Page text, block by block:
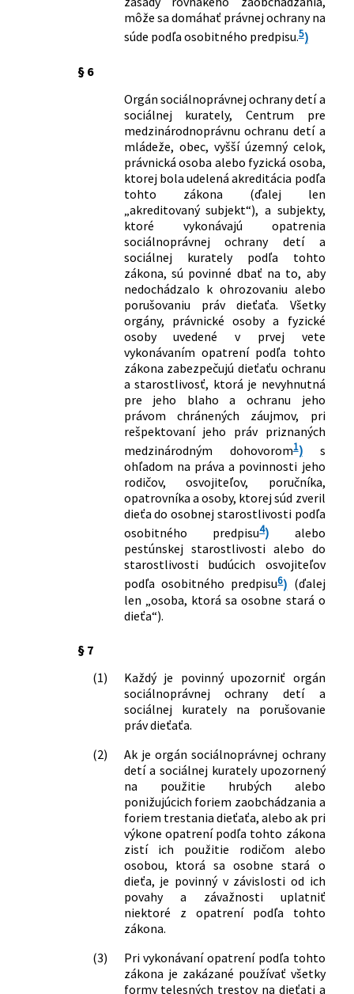
môže sa domáhať právnej ochrany na
súde podľa osobitného predpisu.5)
§ 6
Orgán sociálnoprávnej ochrany detí a
sociálnej kurately, Centrum pre
medzinárodnoprávnu ochranu detí a
mládeže, obec, vyšší územný celok,
právnická osoba alebo fyzická osoba,
ktorej bola udelená akreditácia podľa
tohto zákona (ďalej len
„akreditovaný subjekt“), a subjekty,
ktoré vykonávajú opatrenia
sociálnoprávnej ochrany detí a
sociálnej kurately podľa tohto
zákona, sú povinné dbať na to, aby
nedochádzalo k ohrozovaniu alebo
porušovaniu práv dieťaťa. Všetky
orgány, právnické osoby a fyzické
osoby uvedené v prvej vete
vykonávaním opatrení podľa tohto
zákona zabezpečujú dieťaťu ochranu
a starostlivosť, ktorá je nevyhnutná
pre jeho blaho a ochranu jeho
právom chránených záujmov, pri
rešpektovaní jeho práv priznaných
medzinárodným dohovorom1)s
ohľadom na práva a povinnosti jeho
rodičov, osvojiteľov, poručníka,
opatrovníka a osoby, ktorej súd zveril
dieťa do osobnej starostlivosti podľa
osobitného predpisu4) alebo
pestúnskej starostlivosti alebo do
starostlivosti budúcich osvojiteľov
podľa osobitného predpisu6) (ďalej
len „osoba, ktorá sa osobne stará o
dieťa“).
§ 7
(1)
Každý je povinný upozorniť orgán
sociálnoprávnej ochrany detí a
sociálnej kurately na porušovanie
práv dieťaťa.
(2)
Ak je orgán sociálnoprávnej ochrany
detí a sociálnej kurately upozornený
na použitie hrubých alebo
ponižujúcich foriem zaobchádzania a
foriem trestania dieťaťa, alebo ak pri
výkone opatrení podľa tohto zákona
zistí ich použitie rodičom alebo
osobou, ktorá sa osobne stará o
dieťa, je povinný v závislosti od ich
povahy a závažnosti uplatniť
niektoré z opatrení podľa tohto
zákona.
(3)
Pri vykonávaní opatrení podľa tohto
zákona je zakázané používať všetky
formy telesných trestov na dieťati a